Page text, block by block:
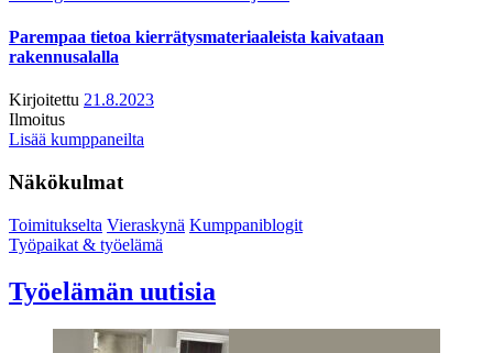
Parempaa tietoa kierrätysmateriaaleista kaivataan
rakennusalalla
Kirjoitettu 21.8.2023
Ilmoitus
Lisää kumppaneilta
Näkökulmat
Toimitukselta Vieraskynä Kumppaniblogit
Työpaikat & työelämä
Työelämän uutisia